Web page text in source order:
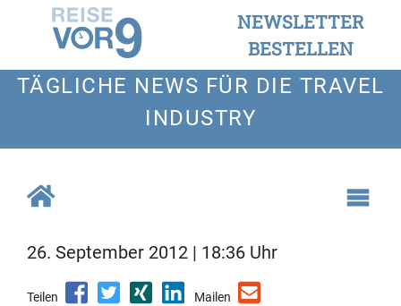
NEWSLETTER
BESTELLEN
TÄGLICHE NEWS FÜR DIE TRAVEL
INDUSTRY
26. September 2012 | 18:36 Uhr
Teilen Mailen